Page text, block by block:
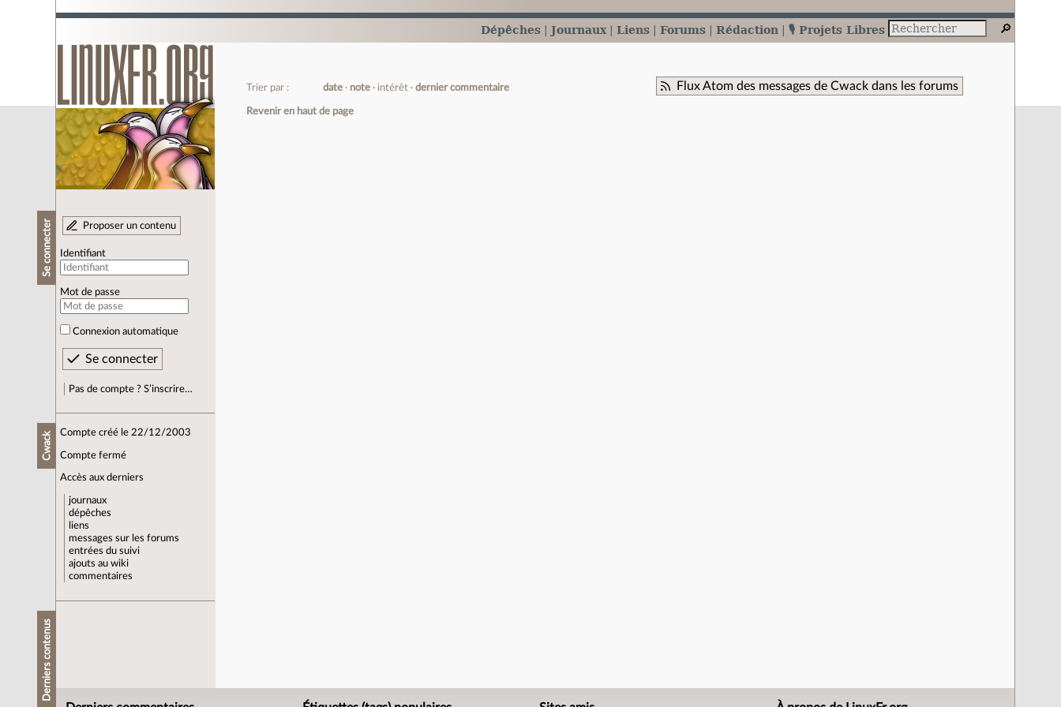
Dépêches Journaux Liens Forums Rédaction 🎙️ Projets Libres
Se connecter Proposer un contenu
Identifiant
Mot de passe
Connexion automatique
Pas de compte ? S’inscrire…
Cwack Compte créé le 22/12/2003
Compte fermé
Accès aux derniers
journaux
dépêches
liens
messages sur les forums
entrées du suivi
ajouts au wiki
commentaires
Derniers contenus
Flux Atom des messages de Cwack dans les forums
Trier par : date note intérêt dernier commentaire
Revenir en haut de page